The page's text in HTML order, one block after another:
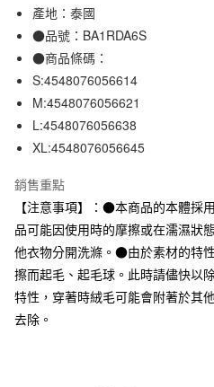
合作金庫商業銀行
華南商業銀行
上海商業儲蓄銀行
臺灣中小企業銀行
匯豐（台灣）商業銀行
聯邦商業銀行
元大商業銀行
台新國際商業銀行
台灣樂天信用卡公司
超商取貨付款
LINE Pay
Apple Pay
街口支付
悠遊付
運送方式
全家取貨付款
每筆NT$65，滿NT$1,000(含以上)
付款後全家取貨
每筆NT$65，滿NT$1,000(含以上)
產地：泰國
●品號：BA1RDA6S
●商品條碼：
S:4548076056614
M:4548076056621
L:4548076056638
XL:4548076056645
銷售重點
【注意事項】：●本商品的本體
品可能因使用時的摩擦或在濡濕狀
他衣物分開洗滌。●由於素材的特
擦而起毛、起毛球。此時請儘快以
特性，穿著時絨毛可能會附著於其
去除。